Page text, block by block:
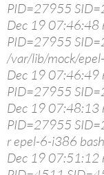
PID=27955
Dec 19 07:46:48
PID=27955
/var/lib/mock/
Dec 19 07:46:49
PID=27955
Dec 19 07:48:13
PID=27955
r epel-6-i386
Dec 19 07:51:12